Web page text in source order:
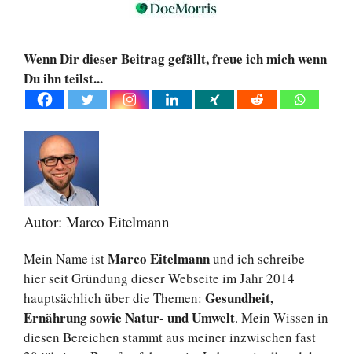
Wenn Dir dieser Beitrag gefällt, freue ich mich wenn
Du ihn teilst...
Autor: Marco Eitelmann
Mein Name istMarco Eitelmannund ich schreibe
hier seit Gründung dieser Webseite im Jahr 2014
hauptsächlich über die Themen: Gesundheit,
Ernährung sowie Natur- und Umwelt. Mein Wissen in
diesen Bereichen stammt aus meiner inzwischen fast